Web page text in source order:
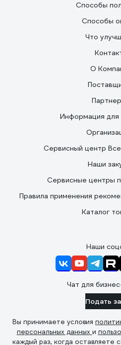
Способы
Способы
Что
О
Информация для
Сервисный центр
Наши
Сервисные центры
Правила применения
Каталог
Наши
Чат для
Подать
Вы принимаете условия
персональных данных и
каждый раз, когда оставляете